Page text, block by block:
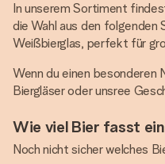
In unserem Sortiment
die Wahl aus den folgenden
Weißbierglas, perfekt für
Wenn du einen besonderen
Biergläser oder unsree
Wie viel Bier fasst
Noch nicht sicher welches